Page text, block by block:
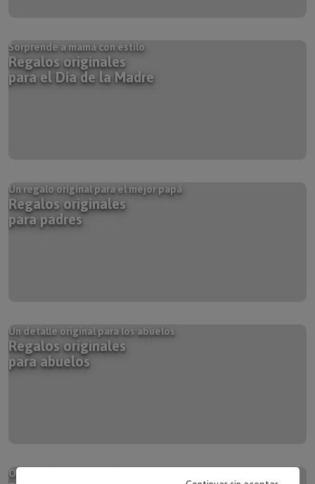
Sorprende a mamá con estilo
Regalos originales
para el Día de la Madre
Un regalo original para el mejor papá
Regalos originales
para padres
Un detalle original para los abuelos
Regalos originales
para abuelos
Originalidad para papá